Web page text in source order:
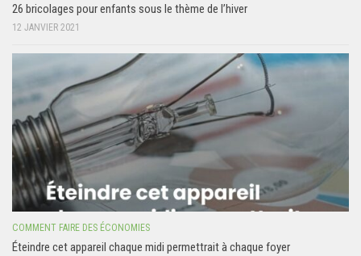
26 bricolages pour enfants sous le thème de l’hiver
12 JANVIER 2021
COMMENT FAIRE DES ÉCONOMIES
Éteindre cet appareil chaque midi permettrait à chaque foyer